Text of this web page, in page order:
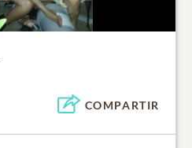
COMPARTIR